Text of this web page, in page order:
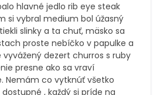
hlavné jedlo rib eye steak
si vybral medium bol úžasný
slinky a ta chuť, mäsko sa
proste nebíčko v papulke a
dezert churros s ruby
presne ako sa vraví
Nemám co vytknúť všetko
, každý si príde na